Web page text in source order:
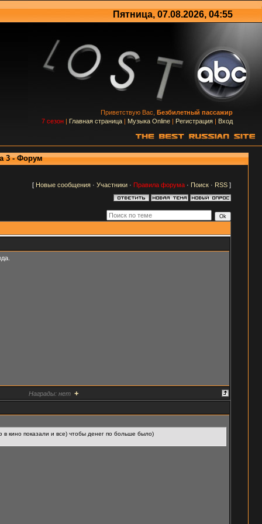
Пятница, 07.08.2026, 04:55
Приветствую Вас, Безбилетный пассажир
7 сезон | Главная страница | Музыка Online | Регистрация | Вход
3 - Форум
[ Новые сообщения· Участники· Правила форума· Поиск· RSS]
Награды: нет +
в кино показали и все) чтобы денег по больше было)